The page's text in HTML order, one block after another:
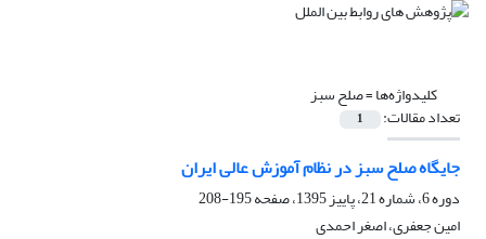
کلیدواژه‌ها =صلح سبز
تعداد مقالات: 1
جایگاه صلح سبز در نظام آموزش عالی ایران
دوره 6، شماره 21، پاییز 1395، صفحه
195-208
امین جعفری، اصغر احمدی